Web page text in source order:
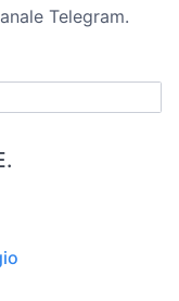
Telegram.